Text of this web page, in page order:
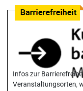
Infos zur
Veranstaltungsorten,